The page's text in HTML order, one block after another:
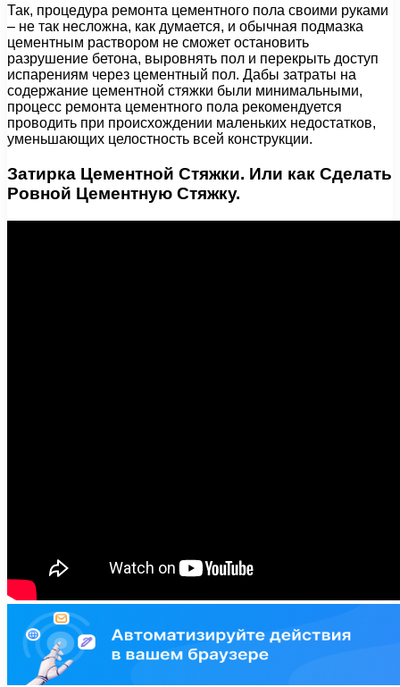
Так, процедура ремонта цементного пола своими руками
– не так несложна, как думается, и обычная подмазка
цементным раствором не сможет остановить
разрушение бетона, выровнять пол и перекрыть доступ
испарениям через цементный пол. Дабы затраты на
содержание цементной стяжки были минимальными,
процесс ремонта цементного пола рекомендуется
проводить при происхождении маленьких недостатков,
уменьшающих целостность всей конструкции.
Затирка Цементной Стяжки. Или как Сделать
Ровной Цементную Стяжку.